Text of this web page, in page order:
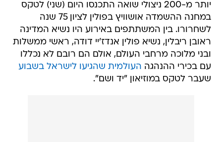
יותר מ-200 ניצולי שואה התכנסו היום (שני) לטקס
במחנה ההשמדה אושוויץ בפולין לציון 75 שנה
לשחרורו. בין המשתתפים באירוע היו נשיא המדינה
ראובן ריבלין, נשיא פולין אנדז'יי דודה, ראשי ממשלות
ובני מלוכה מרחבי העולם, אולם הם רובם לא נכללו
עם בכירי ההנהגה העולמית שהגיעו לישראל בשבוע
שעבר לטקס במוזיאון "יד ושם".